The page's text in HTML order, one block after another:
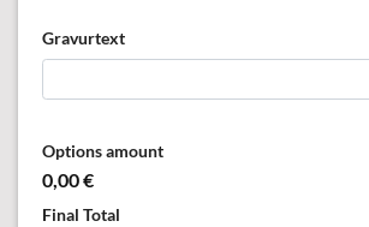
Gravurtext
Options amount
0,00 €
Final Total